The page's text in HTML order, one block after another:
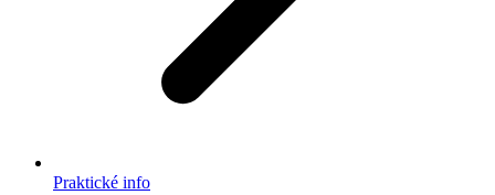
Praktické info